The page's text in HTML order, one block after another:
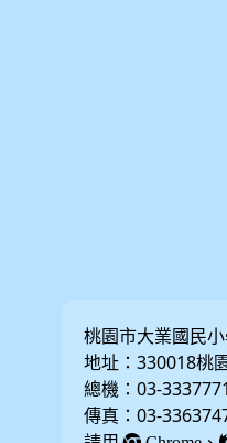
桃園市大業國民
地址：330018桃
總機：03-3337771
傳真：03-